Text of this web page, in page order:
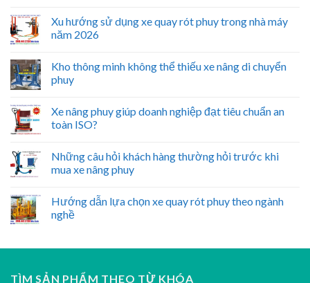
Xu hướng sử dụng xe quay rót phuy trong nhà máy
năm 2026
Kho thông minh không thể thiếu xe nâng di chuyển
phuy
Xe nâng phuy giúp doanh nghiệp đạt tiêu chuẩn an
toàn ISO?
Những câu hỏi khách hàng thường hỏi trước khi
mua xe nâng phuy
Hướng dẫn lựa chọn xe quay rót phuy theo ngành
nghề
TÌM SẢN PHẨM THEO TỪ KHÓA